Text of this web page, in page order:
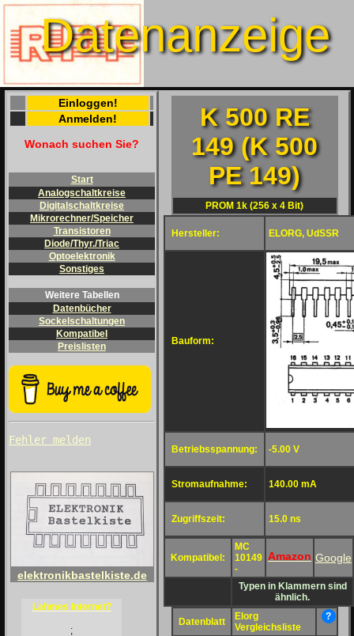
Datenanzeige
Einloggen!
Anmelden!
Wonach suchen Sie?
Start
Analogschaltkreise
Digitalschaltkreise
Mikrorechner/Speicher
Transistoren
Diode/Thyr./Triac
Optoelektronik
Sonstiges
Weitere Tabellen
Datenbücher
Sockelschaltungen
Kompatibel
Preislisten
Fehler melden
elektronikbastelkiste.de
Lahmes Internet?
;
K 500 RE
149 (K 500
PE 149)
PROM 1k (256 x 4 Bit)
Hersteller: ELORG, UdSSR
Bauform:
Betriebsspannung: -5.00 V
Stromaufnahme: 140.00 mA
Zugriffszeit: 15.0 ns
Kompatibel:
MC
10149
-
Amazon Google
Typen in Klammern sind
ähnlich.
Datenblatt
Elorg
Vergleichsliste
?